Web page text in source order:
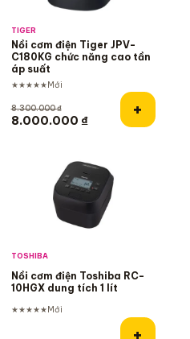
giỏ hàng
TIGER
Nồi cơm điện Tiger JPV-
C180KG chức năng cao tần
áp suất
★★★★★Mới
8.300.000₫
Giá gốc là: 8.300.000 ₫.
8.000.000 ₫Giá hiện tại là:
+
Thêm
giỏ hàng
TOSHIBA
Nồi cơm điện Toshiba RC-
10HGX dung tích 1 lít
★★★★★Mới
Thêm